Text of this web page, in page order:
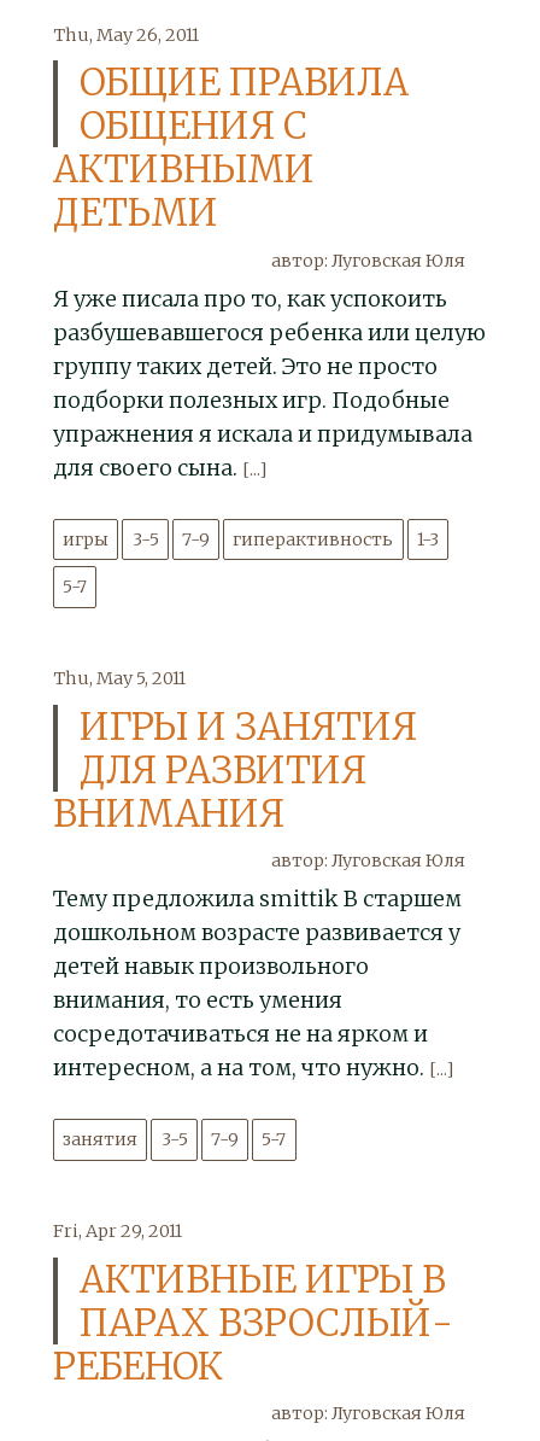
Thu, May 26, 2011
ОБЩИЕ ПРАВИЛА
ОБЩЕНИЯ С
АКТИВНЫМИ
ДЕТЬМИ
автор: Луговская Юля
Я уже писала про то, как успокоить
разбушевавшегося ребенка или целую
группу таких детей. Это не просто
подборки полезных игр. Подобные
упражнения я искала и придумывала
для своего сына. [...]
игры 3-5 7-9 гиперактивность 1-3
5-7
Thu, May 5, 2011
ИГРЫ И ЗАНЯТИЯ
ДЛЯ РАЗВИТИЯ
ВНИМАНИЯ
автор: Луговская Юля
Тему предложила smittik В старшем
дошкольном возрасте развивается у
детей навык произвольного
внимания, то есть умения
сосредотачиваться не на ярком и
интересном, а на том, что нужно. [...]
занятия 3-5 7-9 5-7
Fri, Apr 29, 2011
АКТИВНЫЕ ИГРЫ В
ПАРАХ ВЗРОСЛЫЙ-
РЕБЕНОК
автор: Луговская Юля